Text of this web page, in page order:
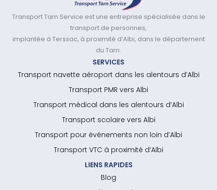
Transport Tarn Service est une entreprise spécialisée dans le
transport de personnes,
implantée à Terssac, à proximité d’Albi, dans le département
du Tarn.
SERVICES
Transport navette aéroport dans les alentours d’Albi
Transport PMR vers Albi
Transport médical dans les alentours d’Albi
Transport scolaire vers Albi
Transport pour événements non loin d’Albi
Transport VTC à proximité d’Albi
LIENS RAPIDES
Blog